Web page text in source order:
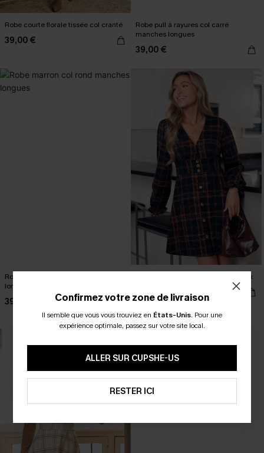
Robe courte florale tissée col cranté
39,00 €
Robe pull à rayures col carré
manches longues
39,00 €
Robe marron col rond manches
longues
39,00 €
Robe courte bleu marine à carreaux
39,00 €
Taille haute
Confirmez votre zone de livraison
Il semble que vous vous trouviez en États-Unis. Pour une
expérience optimale, passez sur votre site local.
ALLER SUR CUPSHE-US
RESTER ICI